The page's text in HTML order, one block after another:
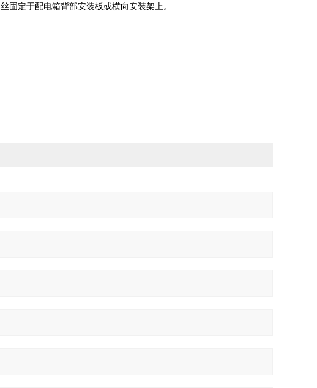
丝固定于配电箱背部安装板或横向安装架上。